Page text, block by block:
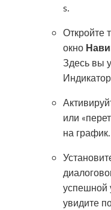
s.
Откройте
окно
Здесь вы
или
на график.
успешной
увидите